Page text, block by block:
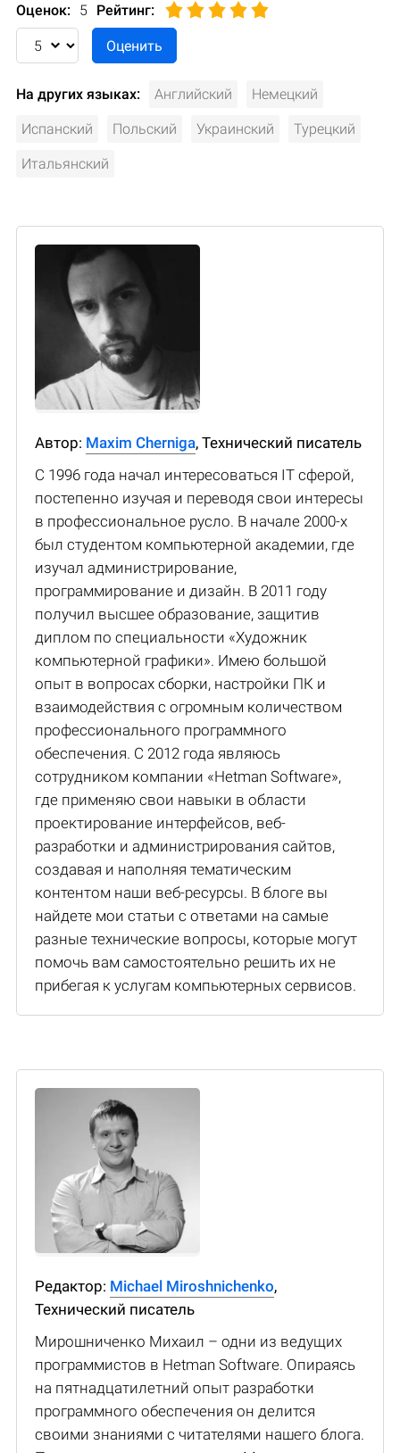
Оценок: 5 Рейтинг:
На других языках: Английский Немецкий
Испанский Польский Украинский Турецкий
Итальянский
Автор: Maxim Cherniga, Технический писатель
С 1996 года начал интересоваться IT сферой,
постепенно изучая и переводя свои интересы
в профессиональное русло. В начале 2000-х
был студентом компьютерной академии, где
изучал администрирование,
программирование и дизайн. В 2011 году
получил высшее образование, защитив
диплом по специальности «Художник
компьютерной графики». Имею большой
опыт в вопросах сборки, настройки ПК и
взаимодействия с огромным количеством
профессионального программного
обеспечения. С 2012 года являюсь
сотрудником компании «Hetman Software»,
где применяю свои навыки в области
проектирование интерфейсов, веб-
разработки и администрирования сайтов,
создавая и наполняя тематическим
контентом наши веб-ресурсы. В блоге вы
найдете мои статьи с ответами на самые
разные технические вопросы, которые могут
помочь вам самостоятельно решить их не
прибегая к услугам компьютерных сервисов.
Редактор: Michael Miroshnichenko,
Технический писатель
Мирошниченко Михаил – одни из ведущих
программистов в Hetman Software. Опираясь
на пятнадцатилетний опыт разработки
программного обеспечения он делится
своими знаниями с читателями нашего блога.